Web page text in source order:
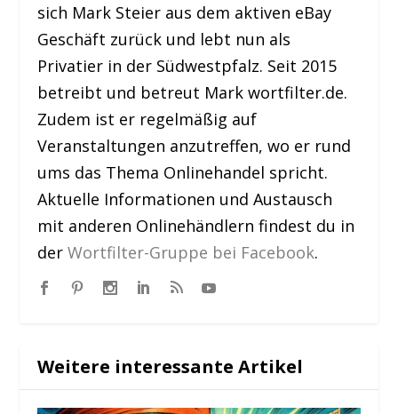
sich Mark Steier aus dem aktiven eBay
Geschäft zurück und lebt nun als
Privatier in der Südwestpfalz. Seit 2015
betreibt und betreut Mark wortfilter.de.
Zudem ist er regelmäßig auf
Veranstaltungen anzutreffen, wo er rund
ums das Thema Onlinehandel spricht.
Aktuelle Informationen und Austausch
mit anderen Onlinehändlern findest du in
derWortfilter-Gruppe bei Facebook.
Weitere interessante Artikel